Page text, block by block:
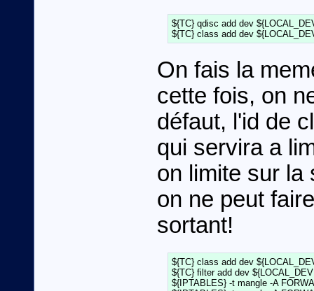
${TC} qdisc add dev
On fais la
cette fois, on
défaut, l'id de
qui servira a
on limite sur la
on ne peut
sortant!
${TC} class add dev
${TC} filter add dev
${IPTABLES} -t mangle -A